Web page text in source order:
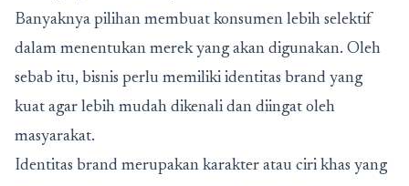
Banyaknya pilihan membuat konsumen lebih selektif
dalam menentukan merek yang akan digunakan. Oleh
sebab itu, bisnis perlu memiliki identitas brand yang
kuat agar lebih mudah dikenali dan diingat oleh
masyarakat.
Identitas brand merupakan karakter atau ciri khas yang